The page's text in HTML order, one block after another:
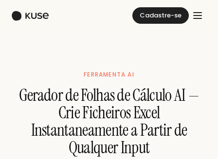
Cadastre-se
FERRAMENTA AI
Gerador de Folhas de Cálculo AI —
Crie Ficheiros Excel
Instantaneamente a Partir de
Qualquer Input